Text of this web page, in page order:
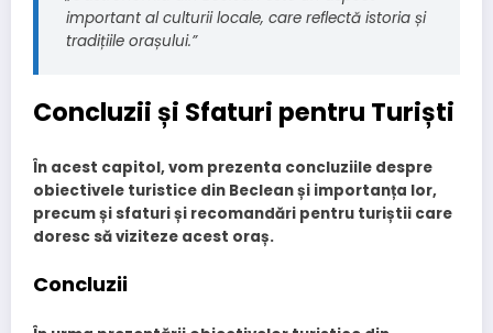
important al culturii locale, care reflectă istoria și
tradițiile orașului.”
Concluzii și Sfaturi pentru Turiști
În acest capitol, vom prezenta concluziile despre
obiectivele turistice din Beclean și importanța lor,
precum și sfaturi și recomandări pentru turiștii care
doresc să viziteze acest oraș.
Concluzii